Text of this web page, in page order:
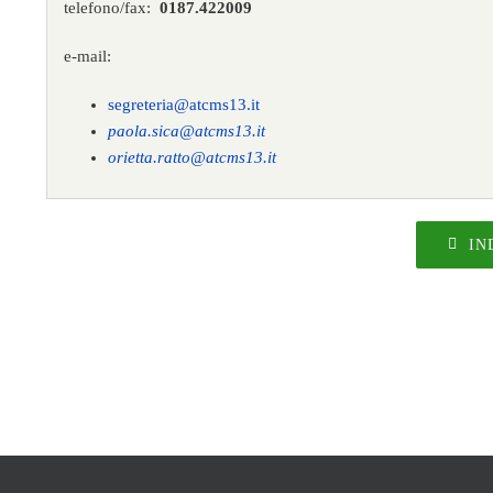
telefono/fax: 0187.422009
e-mail:
segreteria@atcms13.it
paola.sica@atcms13.it
orietta.ratto@atcms13.it